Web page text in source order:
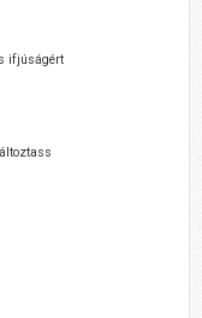
ifjúságért